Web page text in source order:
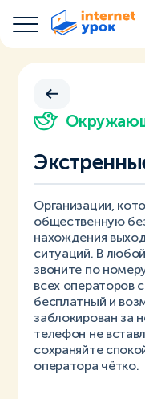
Организации,
общественную
нахождения
ситуаций. В
звоните по
всех операторов
бесплатный и
заблокирован за
телефон не
сохраняйте
оператора чётко.